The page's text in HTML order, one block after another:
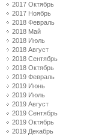
2017 Октябрь
2017 Ноябрь
2018 Февраль
2018 Май
2018 Июль
2018 Август
2018 Сентябрь
2018 Октябрь
2019 Февраль
2019 Июнь
2019 Июль
2019 Август
2019 Сентябрь
2019 Октябрь
2019 Декабрь